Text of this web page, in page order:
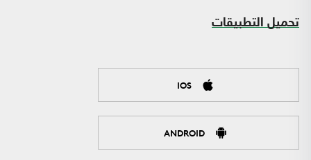
تحميل التطبيقات
IOS
ANDROID